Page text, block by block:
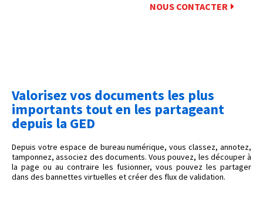
NOUS CONTACTER
Valorisez vos documents les plus
importants tout en les partageant
depuis la GED
Depuis votre espace de bureau numérique, vous classez, annotez,
tamponnez, associez des documents. Vous pouvez, les découper à
la page ou au contraire les fusionner, vous pouvez les partager
dans des bannettes virtuelles et créer des flux de validation.